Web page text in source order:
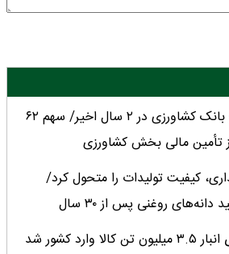
رشد ۳ برابری منابع بانک کشاورزی در ۲ سال اخیر/ سهم ۶۲
تأمین مالی بخش کشاورزی
کیفیت تولیدات را متحول کرد/
روغنی پس از ۳۰ سال
کشور شد